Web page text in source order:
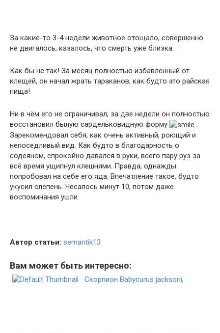
За какие-то 3-4 недели животное отощало, совершенно
не двигалось, казалось, что смерть уже близка.
Как бы не так! За месяц полностью избавленный от
клещей, он начал жрать тараканов, как будто это райская
пища!
Ни в чём его не ограничивал, за две недели он полностью
восстановил былую сардельковидную форму
.
Зарекомендовал себя, как очень активный, роющий и
непоседливый вид. Как будто в благодарность о
содеяном, спрокойно давался в руки, всего пару руз за
всё время ущипнул клешнями. Правда, однажды
попробовал на себе его яда. Впечатление такое, будто
укусил слепень. Чесалось минут 10, потом даже
воспоминания ушли.
Автор статьи: semantik13
Вам может быть интересно:
Скорпион Babycurus jacksoni,